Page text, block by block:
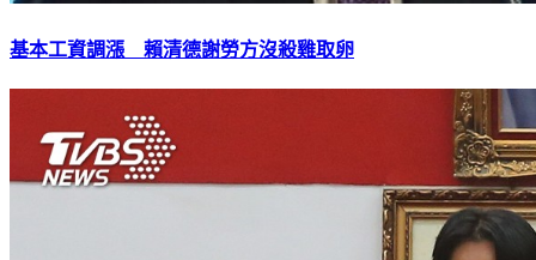
基本工資調漲 賴清德謝勞方沒殺雞取卵